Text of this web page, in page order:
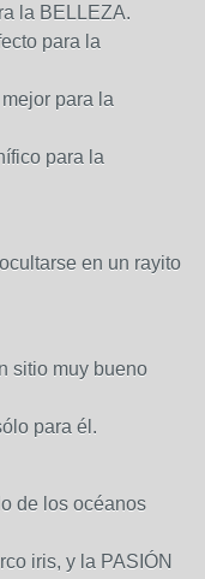
la BELLEZA.
para la
para la
para la
en un rayito
sitio muy bueno
para él.
de los océanos
iris, y la PASIÓN